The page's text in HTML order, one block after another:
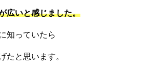
広いと感じました。
知っていたら
たと思います。